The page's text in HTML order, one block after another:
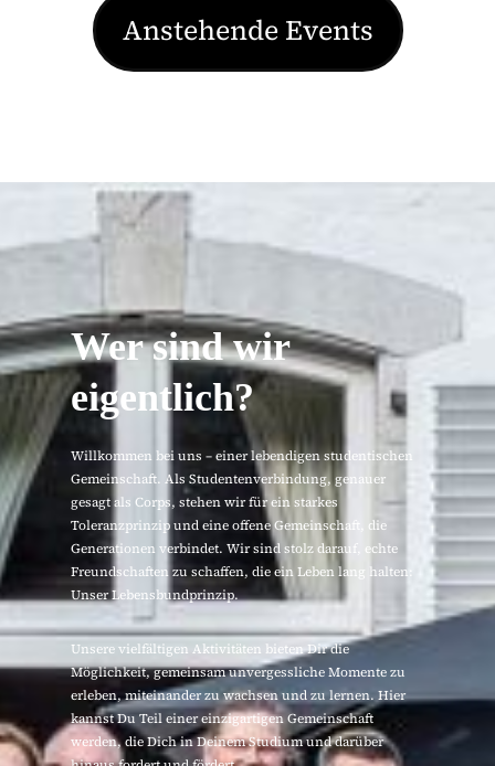
Anstehende Events
Wer sind wir
eigentlich?
Willkommen bei uns – einer lebendigen studentischen
Gemeinschaft. Als Studentenverbindung, genauer
gesagt als Corps, stehen wir für ein starkes
Toleranzprinzip und eine offene Gemeinschaft, die
Generationen verbindet. Wir sind stolz darauf, echte
Freundschaften zu schaffen, die ein Leben lang halten:
Unser Lebensbundprinzip.
Unsere vielfältigen Aktivitäten bieten Dir die
Möglichkeit, gemeinsam unvergessliche Momente zu
erleben, miteinander zu wachsen und zu lernen. Hier
kannst Du Teil einer einzigartigen Gemeinschaft
werden, die Dich in Deinem Studium und darüber